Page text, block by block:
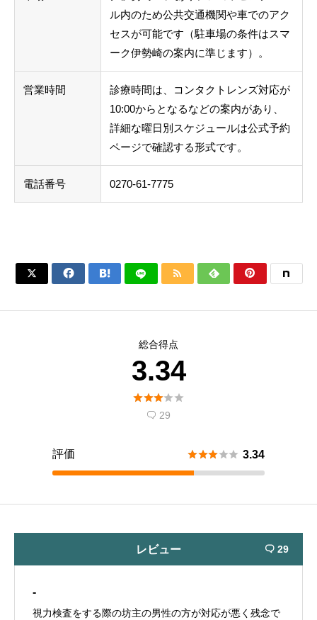
ル内のため公共交通機関や車でのアク
セスが可能です（駐車場の条件はスマ
ーク伊勢崎の案内に準じます）。
営業時間
診療時間は、コンタクトレンズ対応が
10:00からとなるなどの案内があり、
詳細な曜日別スケジュールは公式予約
ページで確認する形式です。
電話番号 0270-61-7775
     
総合得点
3.34

 29
評価  3.34
レビュー  29
-
視力検査をする際の坊主の男性の方が対応が悪く残念で